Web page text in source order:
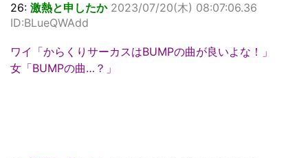
26: 激熱と申したか 2023/07/20(木) 08:07:06.36
ID:BLueQWAdd
ワイ「からくりサーカスはBUMPの曲が良いよな！」
女「BUMPの曲…？」